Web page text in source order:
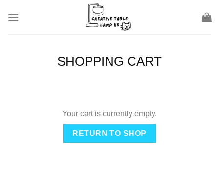
SHOPPING CART
Your cart is currently empty.
RETURN TO SHOP